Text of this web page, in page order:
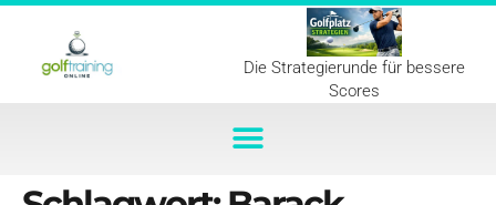
Die Strategierunde für bessere
Scores